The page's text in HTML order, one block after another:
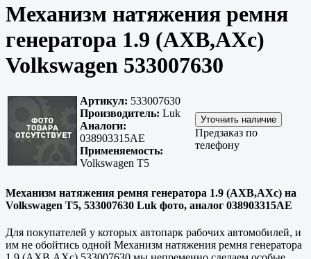
Механизм натяжения ремня
генератора 1.9 (AXB,AXс)
Volkswagen 533007630
Артикул: 533007630
Производитель: Luk
Аналоги:
038903315AE
Применяемость:
Volkswagen T5
Предзаказ по
телефону
Механизм натяжения ремня генератора 1.9 (AXB,AXс) на
Volkswagen T5, 533007630 Luk фото, аналог 038903315AE
Для покупателей у которых автопарк рабочих автомобилей, и
им не обойтись одной Механизм натяжения ремня генератора